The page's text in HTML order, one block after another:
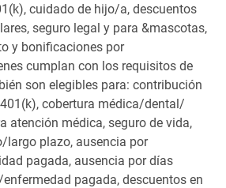
cuidado de hijo/a, descuentos
seguro legal y para &mascotas,
y bonificaciones por
cumplan con los requisitos de
son elegibles para: contribución
cobertura médica/dental/
atención médica, seguro de vida,
largo plazo, ausencia por
pagada, ausencia por días
pagada, descuentos en